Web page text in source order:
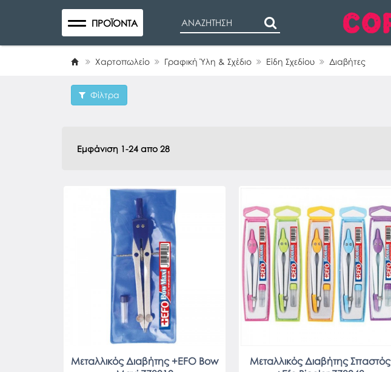
ΠΡΟΪΌΝΤΑ
Χαρτοπωλείο Γραφική Ύλη & Σχέδιο Είδη Σχεδίου Διαβήτες
Φίλτρα
Εμφάνιση 1-24 απο 28
Μεταλλικός Διαβήτης +EFO Bow
Μεταλλικός Διαβήτης Σπαστός